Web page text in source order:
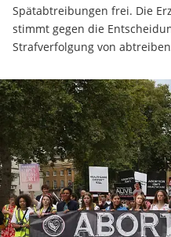
Spätabtreibungen frei. Die
stimmt gegen die
Strafverfolgung von